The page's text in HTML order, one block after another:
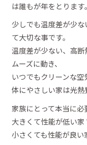
は誰もが年をとります。
少しでも温度差が少
て大切な事です。
温度差が少ない、高
ムーズに動き、
いつでもクリーンな空
体にやさしい家は光熱
家族にとって本当に
大きくて性能が低い家
小さくても性能が良い